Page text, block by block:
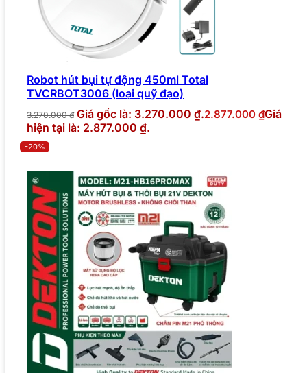
Robot hút bụi tự động 450ml Total
TVCRBOT3006 (loại quỹ đạo)
3.270.000₫ Giá gốc là: 3.270.000 ₫.2.877.000 ₫Giá
hiện tại là: 2.877.000 ₫.
-20%